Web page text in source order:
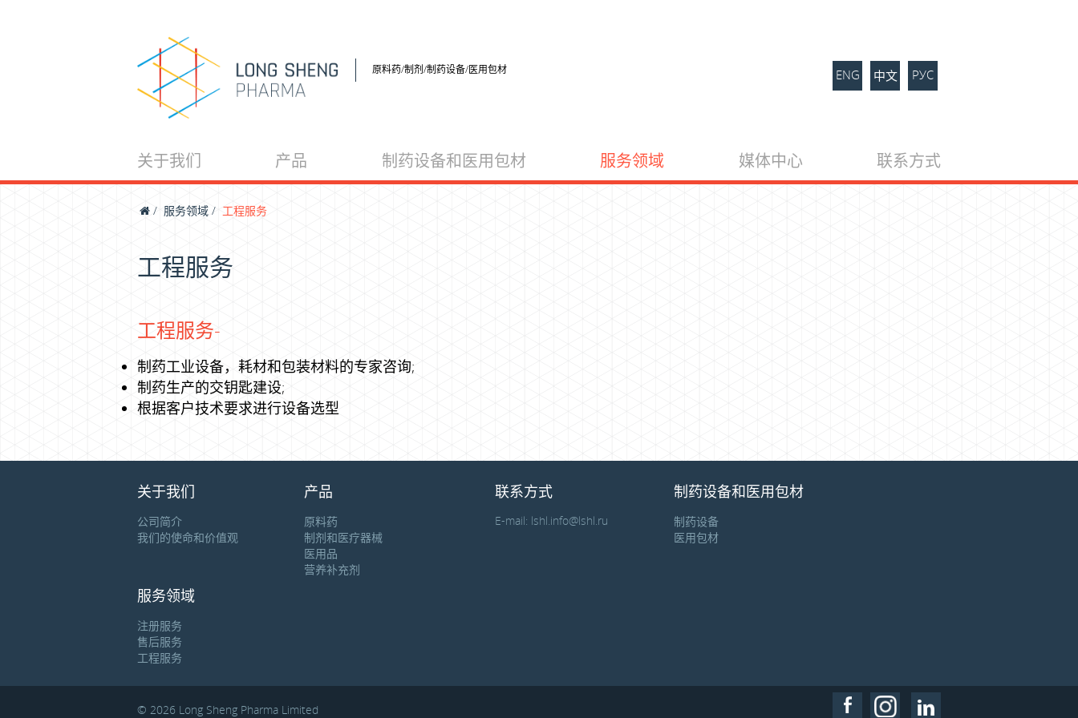
原料药/制剂/制药设备/医用包材 ENG 中文 РУС
关于我们 产品 制药设备和医用包材 服务领域 媒体中心 联系方式
/ 服务领域 / 工程服务
工程服务
工程服务-
制药工业设备，耗材和包装材料的专家咨询;
制药生产的交钥匙建设;
根据客户技术要求进行设备选型
关于我们
公司简介
我们的使命和价值观
产品
原料药
制剂和医疗器械
医用品
营养补充剂
联系方式
E-mail: lshl.info@lshl.ru
制药设备和医用包材
制药设备
医用包材
服务领域
注册服务
售后服务
工程服务
© 2026 Long Sheng Pharma Limited